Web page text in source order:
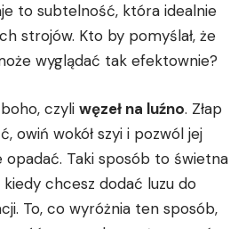
to subtelność, która idealnie
strojów. Kto by pomyślał, że
wyglądać tak efektownie?
czyli węzeł na luźno. Złap⁢
owiń wokół szyi i pozwól jej
opadać. Taki sposób to świetna
kiedy chcesz dodać luzu do
To, co wyróżnia ten sposób,‌